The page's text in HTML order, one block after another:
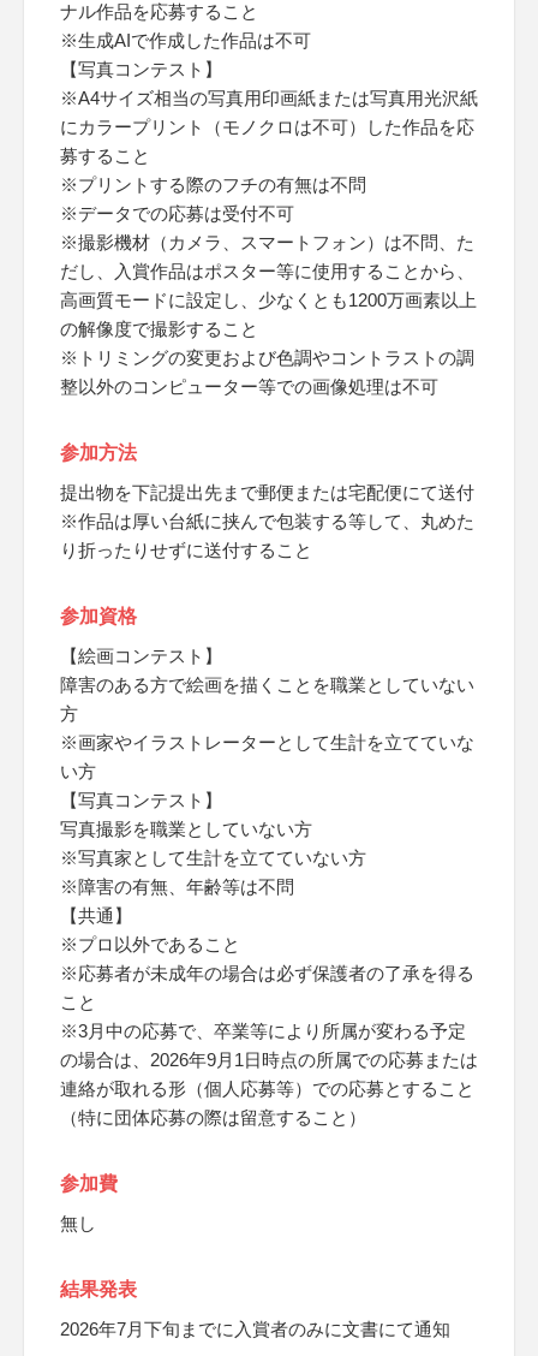
ナル作品を応募すること
※生成AIで作成した作品は不可
【写真コンテスト】
※A4サイズ相当の写真用印画紙または写真用光沢紙
にカラープリント（モノクロは不可）した作品を応
募すること
※プリントする際のフチの有無は不問
※データでの応募は受付不可
※撮影機材（カメラ、スマートフォン）は不問、た
だし、入賞作品はポスター等に使用することから、
高画質モードに設定し、少なくとも1200万画素以上
の解像度で撮影すること
※トリミングの変更および色調やコントラストの調
整以外のコンピューター等での画像処理は不可
参加方法
提出物を下記提出先まで郵便または宅配便にて送付
※作品は厚い台紙に挟んで包装する等して、丸めた
り折ったりせずに送付すること
参加資格
【絵画コンテスト】
障害のある方で絵画を描くことを職業としていない
方
※画家やイラストレーターとして生計を立てていな
い方
【写真コンテスト】
写真撮影を職業としていない方
※写真家として生計を立てていない方
※障害の有無、年齢等は不問
【共通】
※プロ以外であること
※応募者が未成年の場合は必ず保護者の了承を得る
こと
※3月中の応募で、卒業等により所属が変わる予定
の場合は、2026年9月1日時点の所属での応募または
連絡が取れる形（個人応募等）での応募とすること
（特に団体応募の際は留意すること）
参加費
無し
結果発表
2026年7月下旬までに入賞者のみに文書にて通知